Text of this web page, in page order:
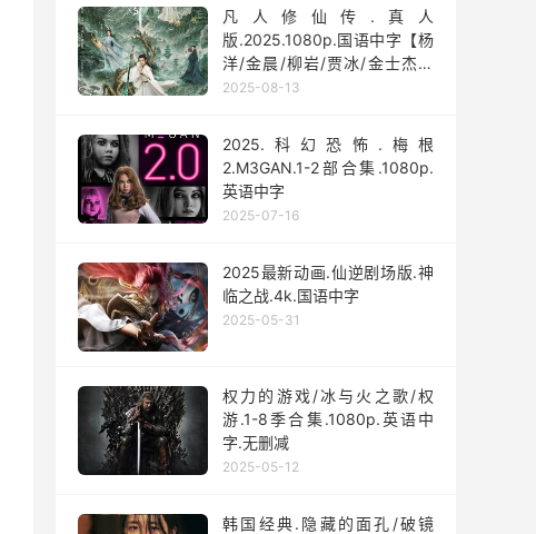
凡人修仙传.真人
版.2025.1080p.国语中字【杨
洋/金晨/柳岩/贾冰/金士杰】
【全30集】
2025-08-13
2025.科幻恐怖.梅根
2.M3GAN.1-2部合集.1080p.
英语中字
2025-07-16
2025最新动画.仙逆剧场版.神
临之战.4k.国语中字
2025-05-31
权力的游戏/冰与火之歌/权
游.1-8季合集.1080p.英语中
字.无删减
2025-05-12
韩国经典.隐藏的面孔/破镜